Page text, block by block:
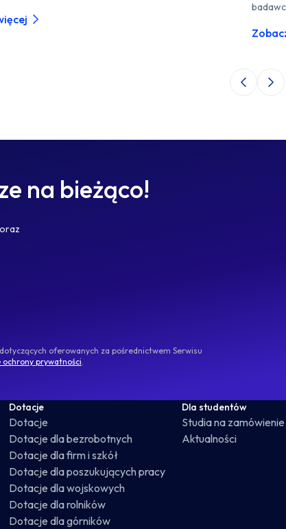
Poprzedni
na bieżąco!
oferowanych za pośrednictwem Serwisu
ochrony prywatności.
Dotacje
Dotacje
Dotacje dla bezrobotnych
Dotacje dla firm i szkół
Dotacje dla poszukujących pracy
Dotacje dla wojskowych
Dotacje dla rolników
Dotacje dla górników
Dla studentów
Studia na zamówienie
Aktualności